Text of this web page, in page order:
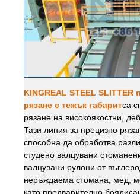
KINGREAL STEEL SLITTER
рязане с тежък габаритса
рязане на високоякостни,
Тази линия за прецизно
способна да обработва
студено валцувани
валцувани рулони от
неръждаема стомана, мед,
като предварително